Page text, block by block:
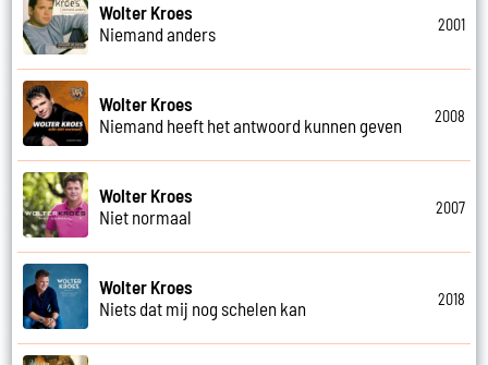
Wolter Kroes
Niemand anders
2001
Wolter Kroes
Niemand heeft het antwoord kunnen geven
2008
Wolter Kroes
Niet normaal
2007
Wolter Kroes
Niets dat mij nog schelen kan
2018